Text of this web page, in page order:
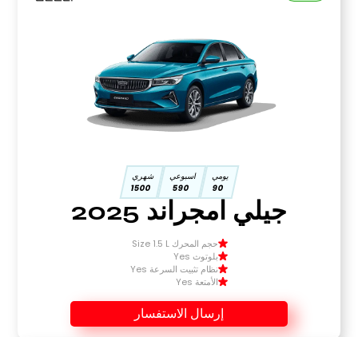
يومي
90
اسبوعي
590
شهري
1500
جيلي امجراند 2025
حجم المحرك Size 1.5 L
بلوتوث Yes
نظام تثبيت السرعة Yes
الأمتعة Yes
إرسال الاستفسار